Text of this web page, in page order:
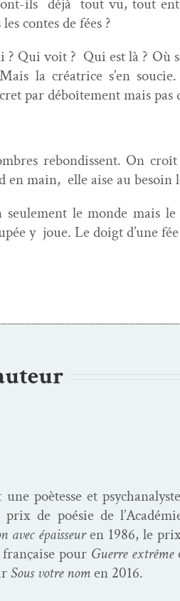
con­tes de fées ?
Qui voit ? Qui est là ? Où
la créa­trice s’en
par déboîte­ment mais pas
rebondis­sent. On
en main, elle aise au
le monde mais
y joue. Le doigt d’une
poètesse et
de poésie de
avec épais­seuren 1986, le
française pour Guerre extrême
Sous votre nomen 2016.